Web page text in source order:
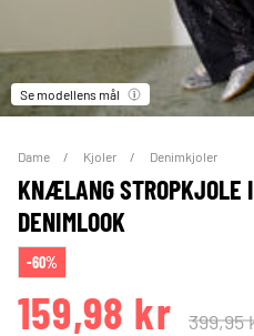
Se modellens mål
Dame Kjoler Denimkjoler
KNÆLANG STROPKJOLE
DENIMLOOK
-60%
159,98 kr 399,95